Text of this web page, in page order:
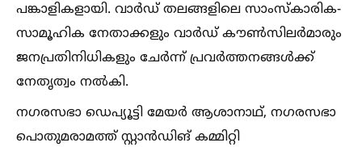
പങ്കാളികളായി. വാർഡ് തലങ്ങളിലെ സാംസ്കാരിക-
സാമൂഹിക നേതാക്കളും വാർഡ് കൗണ്‍സിലർമാരും
ജനപ്രതിനിധികളും ചേർന്ന് പ്രവർത്തനങ്ങള്‍ക്ക്
നേതൃത്വം നല്‍കി.
നഗരസഭാ ഡെപ്യൂട്ടി മേയർ ആശാനാഥ്, നഗരസഭാ
പൊതുമരാമത്ത് സ്റ്റാൻഡിങ് കമ്മിറ്റി